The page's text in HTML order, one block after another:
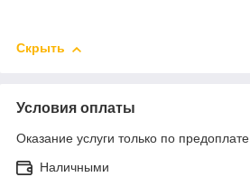
Скрыть
Условия оплаты
Оказание услуги только по предоплате.
Наличными